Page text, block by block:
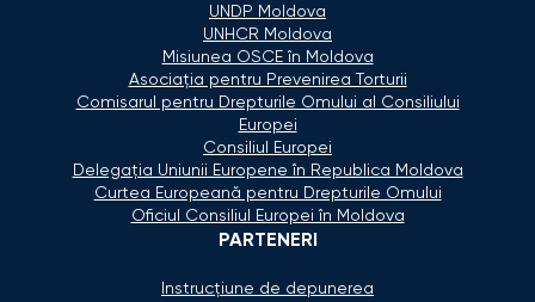
UNDP Moldova
UNHCR Moldova
Misiunea OSCE în Moldova
Asociaţia pentru Prevenirea Torturii
Comisarul pentru Drepturile Omului al Consiliului
Europei
Consiliul Europei
Delegaţia Uniunii Europene în Republica Moldova
Curtea Europeană pentru Drepturile Omului
Oficiul Consiliul Europei în Moldova
PARTENERI
Instrucțiune de depunerea